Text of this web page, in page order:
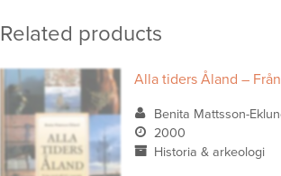
Related products
Alla tiders Åland –
Benita Mattsson-
2000
Historia & arkeologi